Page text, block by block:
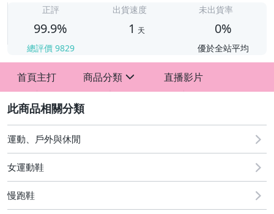
正評
99.9%
總評價 9829
出貨速度
1 天
未出貨率
0%
優於全站平均
首頁主打 商品分類 直播影片
運動、戶外與休閒
女運動鞋
慢跑鞋